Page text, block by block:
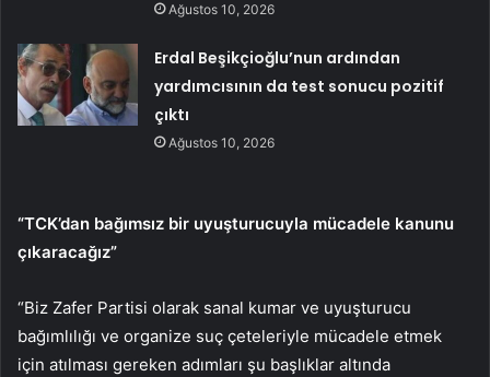
Ağustos 10, 2026
Erdal Beşikçioğlu’nun ardından
yardımcısının da test sonucu pozitif
çıktı
Ağustos 10, 2026
“TCK’dan bağımsız bir uyuşturucuyla mücadele kanunu
çıkaracağız”
“Biz Zafer Partisi olarak sanal kumar ve uyuşturucu
bağımlılığı ve organize suç çeteleriyle mücadele etmek
için atılması gereken adımları şu başlıklar altında